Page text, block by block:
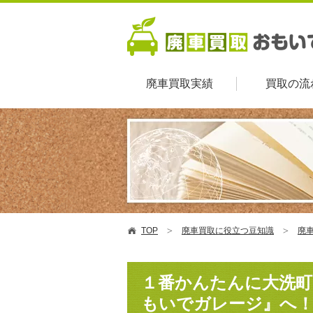
廃車買取実績 買取の流
TOP 廃車買取に役立つ豆知識 廃
１番かんたんに大洗
もいでガレージ』へ！